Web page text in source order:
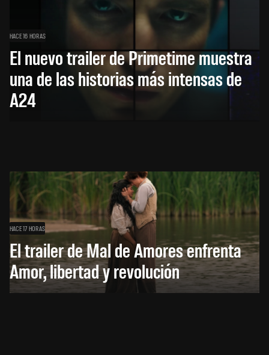
HACE 16 HORAS
El nuevo trailer de Primetime muestra
una de las historias más intensas de
A24
HACE 17 HORAS
El trailer de Mal de Amores enfrenta
Amor, libertad y revolución